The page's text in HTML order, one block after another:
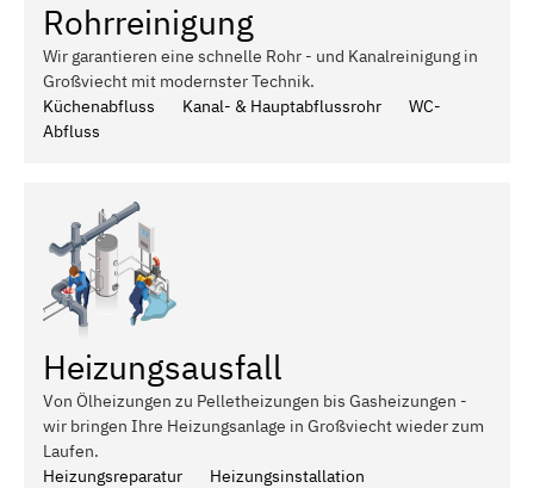
Rohrreinigung
Wir garantieren eine schnelle Rohr - und Kanalreinigung in
Großviecht mit modernster Technik.
Küchenabfluss
Kanal- & Hauptabflussrohr
WC-
Abfluss
Heizungsausfall
Von Ölheizungen zu Pelletheizungen bis Gasheizungen -
wir bringen Ihre Heizungsanlage in Großviecht wieder zum
Laufen.
Heizungsreparatur
Heizungsinstallation